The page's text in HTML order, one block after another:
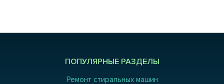
ПОПУЛЯРНЫЕ РАЗДЕЛЫ
Ремонт стиральных машин